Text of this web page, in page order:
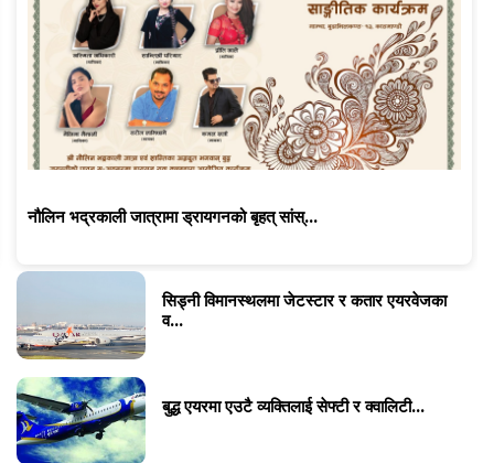
नौलिन भद्रकाली जात्रामा ड्रायगनको बृहत् सांस्...
सिड्नी विमानस्थलमा जेटस्टार र कतार एयरवेजका
व...
बुद्ध एयरमा एउटै व्यक्तिलाई सेफ्टी र क्वालिटी...